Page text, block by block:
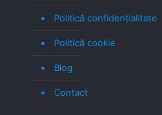
Politică confidenţialitate
Politică cookie
Blog
Contact